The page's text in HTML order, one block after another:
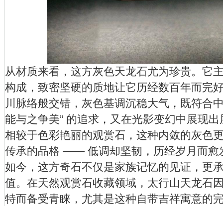
从材质来看，这方灰色天龙石尤为珍贵。它
构成，致密坚硬的质地让它历经数百年而完
川脉络般交错，灰色基调沉稳大气，既符合
能与之争美” 的追求，又在光影变幻中展现
相较于色彩艳丽的观赏石，这种内敛的灰色
传承的品格 —— 低调却坚韧，历经岁月而愈
如今，这方奇石不仅是家族记忆的见证，更
值。在天然观赏石收藏领域，太行山天龙石
特而备受青睐，尤其是这种自带吉祥寓意的